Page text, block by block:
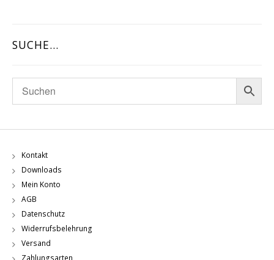
SUCHE…
Kontakt
Downloads
Mein Konto
AGB
Datenschutz
Widerrufsbelehrung
Versand
Zahlungsarten